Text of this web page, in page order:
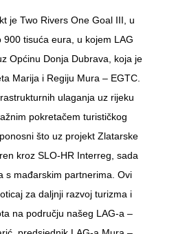
je Two Rivers One Goal III, u
tisuća eura, u kojem LAG
Općinu Donja Dubrava, koja je
Marija i Regiju Mura – EGTC.
ulaganja uz rijeku
pokretačem turističkog
što uz projekt Zlatarske
kroz SLO-HR Interreg, sada
s mađarskim partnerima. Ovi
za daljnji razvoj turizma i
na području našeg LAG-a –